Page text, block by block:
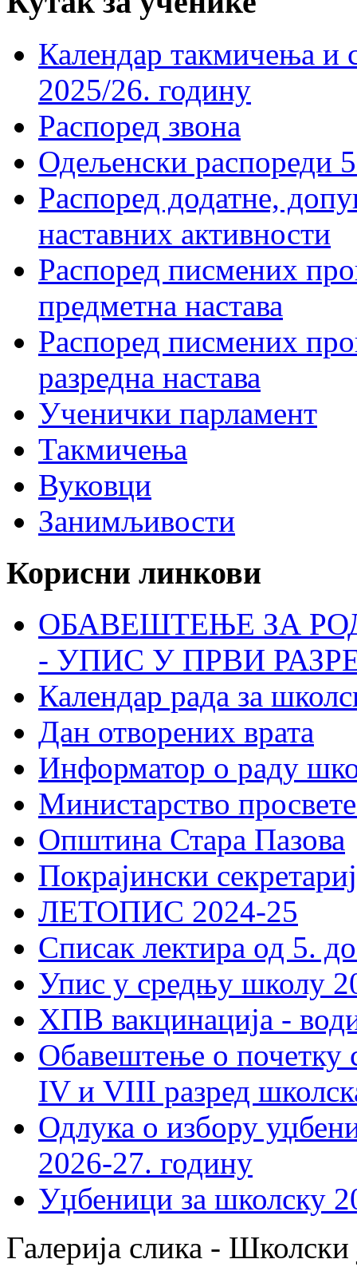
Календар такмичења
2025/26. годину
Распоред звона
Одељенски распореди
Распоред додатне,
наставних активности
Распоред писмених
предметна настава
Распоред писмених
разредна настава
Ученички парламент
Такмичења
Вуковци
Занимљивости
Корисни линкови
ОБАВЕШТЕЊЕ ЗА
- УПИС У ПРВИ
Календар рада за
Дан отворених врата
Информатор о раду
Министарство
Општина Стара Пазова
Покрајински
ЛЕТОПИС 2024-25
Списак лектира од 5.
Упис у средњу школу
ХПВ вакцинација -
Обавештење о почетку
IV и VIII разред
Одлука о избору
2026-27. годину
Уџбеници за школску
Галерија слика -